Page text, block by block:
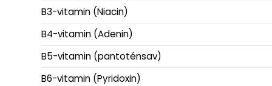
B3-vitamin (Niacin)
B4-vitamin (Adenin)
B5-vitamin (pantoténsav)
B6-vitamin (Pyridoxin)